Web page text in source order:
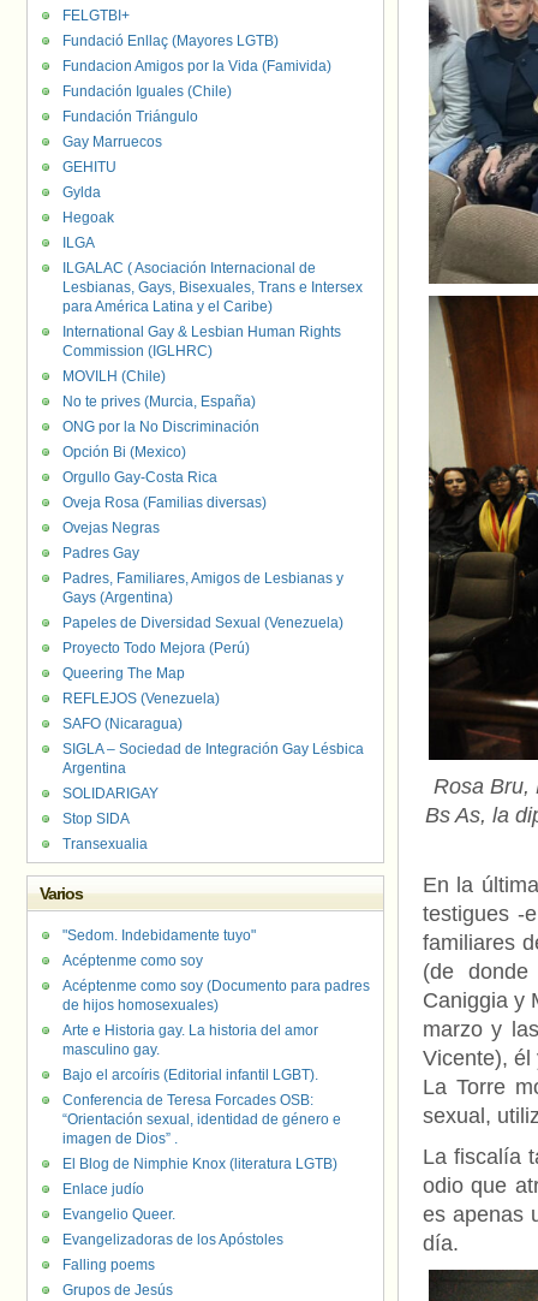
Rosa Bru,
Bs As, la
En la
testigues -
familiares
(de
Caniggia y
marzo y
Vicente), él
La Torre
sexual,
La fiscalía
odio que
es apenas
día.
FELGTBI+
Fundació Enllaç (Mayores LGTB)
Fundacion Amigos por la Vida (Famivida)
Fundación Iguales (Chile)
Fundación Triángulo
Gay Marruecos
GEHITU
Gylda
Hegoak
ILGA
ILGALAC ( Asociación Internacional de
Lesbianas, Gays, Bisexuales, Trans e Intersex
para América Latina y el Caribe)
International Gay & Lesbian Human Rights
Commission (IGLHRC)
MOVILH (Chile)
No te prives (Murcia, España)
ONG por la No Discriminación
Opción Bi (Mexico)
Orgullo Gay-Costa Rica
Oveja Rosa (Familias diversas)
Ovejas Negras
Padres Gay
Padres, Familiares, Amigos de Lesbianas y
Gays (Argentina)
Papeles de Diversidad Sexual (Venezuela)
Proyecto Todo Mejora (Perú)
Queering The Map
REFLEJOS (Venezuela)
SAFO (Nicaragua)
SIGLA – Sociedad de Integración Gay Lésbica
Argentina
SOLIDARIGAY
Stop SIDA
Transexualia
Varios
"Sedom. Indebidamente tuyo"
Acéptenme como soy
Acéptenme como soy (Documento para padres
de hijos homosexuales)
Arte e Historia gay. La historia del amor
masculino gay.
Bajo el arcoíris (Editorial infantil LGBT).
Conferencia de Teresa Forcades OSB:
“Orientación sexual, identidad de género e
imagen de Dios” .
El Blog de Nimphie Knox (literatura LGTB)
Enlace judío
Evangelio Queer.
Evangelizadoras de los Apóstoles
Falling poems
Grupos de Jesús